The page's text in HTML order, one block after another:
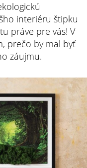
interiéru štipku
práve pre vás! V
prečo by mal byť
záujmu.